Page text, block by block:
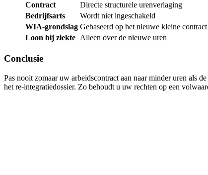
Contract
Directe structurele urenverlaging
Bedrijfsarts
Wordt niet ingeschakeld
WIA-grondslag Gebaseerd op het nieuwe kleine contract
Loon bij ziekte Alleen over de nieuwe uren
Conclusie
Pas nooit zomaar uw arbeidscontract aan naar minder uren als
het re-integratiedossier. Zo behoudt u uw rechten op een